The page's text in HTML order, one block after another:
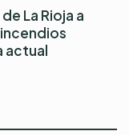
La Rioja a
actual